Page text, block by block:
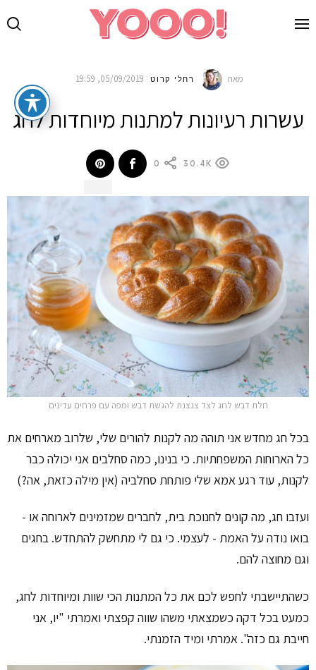
מאת רחלי קרוט 05/09/2019, 19:59
עשרות רעיונות למתנות מיוחדות לחג
30.4K
0
חלת דבש לחג לצד צנצנת להגשת דבש ומפה עם פרחים עדינים
בכל חג מחדש אני תוהה מה לקנות להורים שלי, שלרוב מארחים את
כל הארוחות המשפחתיות. כי בנינו, כמה סחלבים אני יכולה כבר
לקנות, עוד רגע אמא שלי פותחת סחלביה (אין מילה כזאת, אה?)
ועזבו חג, מה קונים לחנוכת בית, לחברים שמזמינים לארוחה או -
בואו נודה על האמת - לעצמי. כי גם לי מתחשק להתחדש. בחגים
וגם מחוצה להם.
כשהתיישבתי לחפש לכם את כל המתנות הכי שוות ומיוחדות לחג,
כמעט בכל דקה כשמצאתי משהו שווה קפצתי ואמרתי "יו, אני
חייבת גם כזה". אמרתי ומיד הזמנתי.